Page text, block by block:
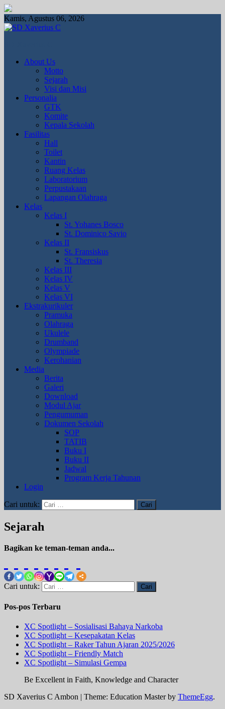
Kamis, Agustus 06, 2026
About Us
Motto
Sejarah
Visi dan Misi
Personalia
GTK
Komite
Kepala Sekolah
Fasilitas
Hall
Toilet
Kantin
Ruang Kelas
Laboratorium
Perpustakaan
Lapangan Olahraga
Kelas
Kelas I
St. Yohanes Bosco
St. Dominico Savio
Kelas II
St. Fransiskus
St. Theresia
Kelas III
Kelas IV
Kelas V
Kelas VI
Ekstrakurikuler
Pramuka
Olahraga
Ukulele
Drumband
Olympiade
Kerohanian
Media
Berita
Galeri
Download
Modul Ajar
Pengumuman
Dokumen Sekolah
SOP
TATIB
Buku I
Buku II
Jadwal
Program Kerja Tahunan
Login
Cari untuk:
Sejarah
Bagikan ke teman-teman anda...
Cari untuk:
Pos-pos Terbaru
XC Spotlight – Sosialisasi Bahaya Narkoba
XC Spotlight – Kesepakatan Kelas
XC Spotlight – Raker Tahun Ajaran 2025/2026
XC Spotlight – Friendly Match
XC Spotlight – Simulasi Gempa
Be Excellent in Faith, Knowledge and Character
SD Xaverius C Ambon | Theme: Education Master by ThemeEgg.